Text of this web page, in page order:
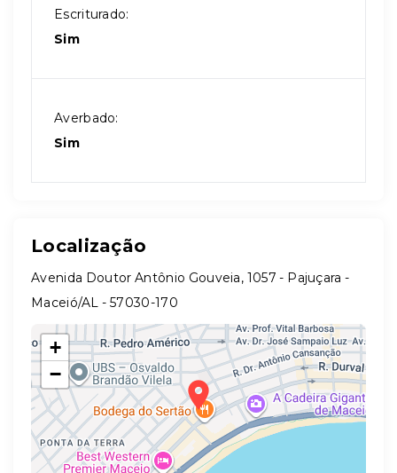
Escriturado:
Sim
Averbado:
Sim
Localização
Avenida Doutor Antônio Gouveia, 1057 - Pajuçara -
Maceió/AL - 57030-170
+
−